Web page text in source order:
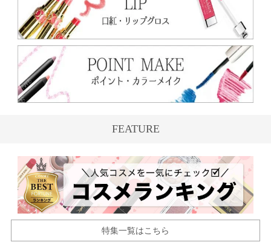
FEATURE
特集一覧はこちら